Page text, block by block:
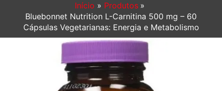
Início
Produtos
Bluebonnet Nutrition L-Carnitina 500 mg – 60
Cápsulas Vegetarianas: Energia e Metabolismo